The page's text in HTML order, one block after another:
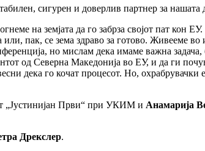
сигурен и доверлив партнер за нашата
на земјата да го забрза својот пат кон
пак, се зема здраво за готово. Живееме
но мислам дека имаме важна задача,
од Северна Македонија во ЕУ, и да ги
дека го кочат процесот. Но, охрабрувачки
„Јустинијан Први“ при УКИМ и Анамарија
Дрекслер.